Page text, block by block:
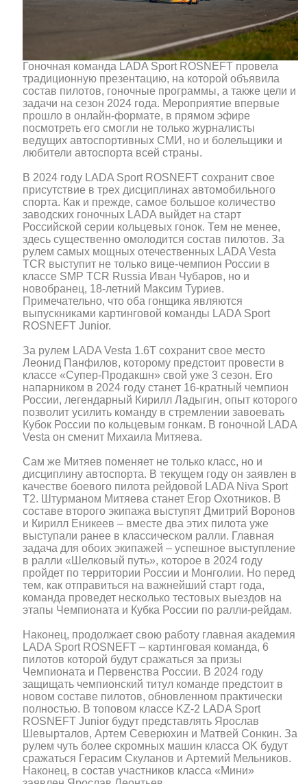
Гоночная команда LADA Sport ROSNEFT провела
традиционную презентацию, на которой объявила
состав пилотов, гоночные программы, а также цели и
задачи на сезон 2024 года. Мероприятие впервые
прошло в онлайн-формате, в прямом эфире
посмотреть его смогли не только журналисты
ведущих автоспортивных СМИ, но и болельщики и
любители автоспорта всей страны.
В 2024 году LADA Sport ROSNEFT сохранит свое
присутствие в трех дисциплинах автомобильного
спорта. Как и прежде, самое большое количество
заводских гоночных LADA выйдет на старт
Российской серии кольцевых гонок. Тем не менее,
здесь существенно омолодится состав пилотов. За
рулем самых мощных отечественных LADA Vesta
TCR выступит не только вице-чемпион России в
классе SMP TCR Russia Иван Чубаров, но и
новобранец, 18-летний Максим Туриев.
Примечательно, что оба гонщика являются
выпускниками картинговой команды LADA Sport
ROSNEFT Junior.
За рулем LADA Vesta 1.6T сохранит свое место
Леонид Панфилов, которому предстоит провести в
классе «Супер-Продакшн» свой уже 3 сезон. Его
напарником в 2024 году станет 16-кратный чемпион
России, легендарный Кирилл Ладыгин, опыт которого
позволит усилить команду в стремлении завоевать
Кубок России по кольцевым гонкам. В гоночной LADA
Vesta он сменит Михаила Митяева.
Сам же Митяев поменяет не только класс, но и
дисциплину автоспорта. В текущем году он заявлен в
качестве боевого пилота рейдовой LADA Niva Sport
T2. Штурманом Митяева станет Егор Охотников. В
составе второго экипажа выступят Дмитрий Воронов
и Кирилл Еникеев – вместе два этих пилота уже
выступали ранее в классическом ралли. Главная
задача для обоих экипажей – успешное выступление
в ралли «Шелковый путь», которое в 2024 году
пройдет по территории России и Монголии. Но перед
тем, как отправиться на важнейший старт года,
команда проведет несколько тестовых выездов на
этапы Чемпионата и Кубка России по ралли-рейдам.
Наконец, продолжает свою работу главная академия
LADA Sport ROSNEFT – картинговая команда, 6
пилотов которой будут сражаться за призы
Чемпионата и Первенства России. В 2024 году
защищать чемпионский титул команде предстоит в
новом составе пилотов, обновленном практически
полностью. В топовом классе KZ-2 LADA Sport
ROSNEFT Junior будут представлять Ярослав
Шевырталов, Артем Северюхин и Матвей Сонкин. За
рулем чуть более скромных машин класса OK будут
сражаться Герасим Скуланов и Артемий Мельников.
Наконец, в состав участников класса «Мини»